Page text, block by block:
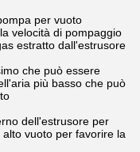
per vuoto
velocità di pompaggio
estratto dall'estrusore
che può essere
più basso che può
dell'estrusore per
vuoto per favorire la